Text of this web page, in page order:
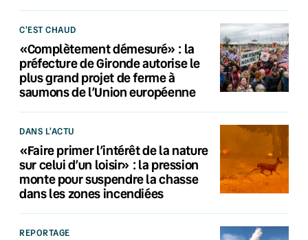
C'EST CHAUD
«Complètement démesuré» : la
préfecture de Gironde autorise le
plus grand projet de ferme à
saumons de l’Union européenne
DANS L'ACTU
«Faire primer l’intérêt de la nature
sur celui d’un loisir» : la pression
monte pour suspendre la chasse
dans les zones incendiées
REPORTAGE